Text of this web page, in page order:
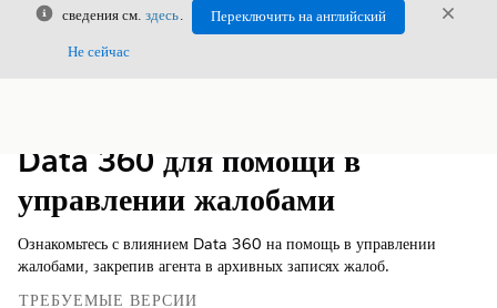
Закрыть
сведения см. здесь.
Переключить на английский
Не сейчас
Data 360 для помощи в
управлении жалобами
Ознакомьтесь с влиянием Data 360 на помощь в управлении
жалобами, закрепив агента в архивных записях жалоб.
ТРЕБУЕМЫЕ ВЕРСИИ